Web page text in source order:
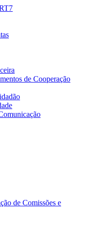
de Cooperação
de Comissões e